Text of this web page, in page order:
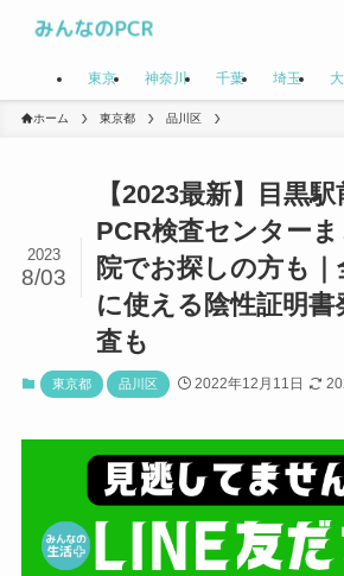
東京 神奈川 千葉 埼玉
ホーム 東京都 品川区
【2023最新】目黒
PCR検査センター
院でお探しの方も｜
に使える陰性証明書
査も
2023
8/03
東京都 品川区 2022年12月11日